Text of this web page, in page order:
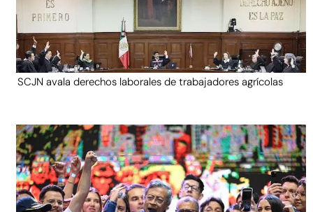
SCJN avala derechos laborales de trabajadores agrícolas